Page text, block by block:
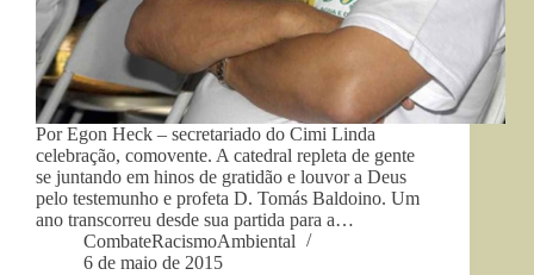
Por Egon Heck – secretariado do Cimi Linda
celebração, comovente. A catedral repleta de gente
se juntando em hinos de gratidão e louvor a Deus
pelo testemunho e profeta D. Tomás Baldoino. Um
ano transcorreu desde sua partida para a…
CombateRacismoAmbiental
6 de maio de 2015